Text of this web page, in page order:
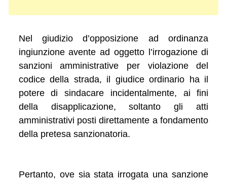
Nel giudizio d’opposizione ad ordinanza
ingiunzione avente ad oggetto l’irrogazione di
sanzioni amministrative per violazione del
codice della strada, il giudice ordinario ha il
potere di sindacare incidentalmente, ai fini
della disapplicazione, soltanto gli atti
amministrativi posti direttamente a fondamento
della pretesa sanzionatoria.
Pertanto, ove sia stata irrogata una sanzione